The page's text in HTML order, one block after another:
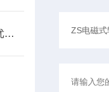
无线振动传感器还是有诸多优势的